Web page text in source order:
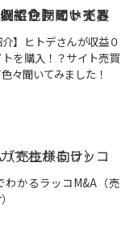
介】ヒトデさんが収益０
を購入！？サイト売買
々聞いてみました！
わかるラッコM&A（売